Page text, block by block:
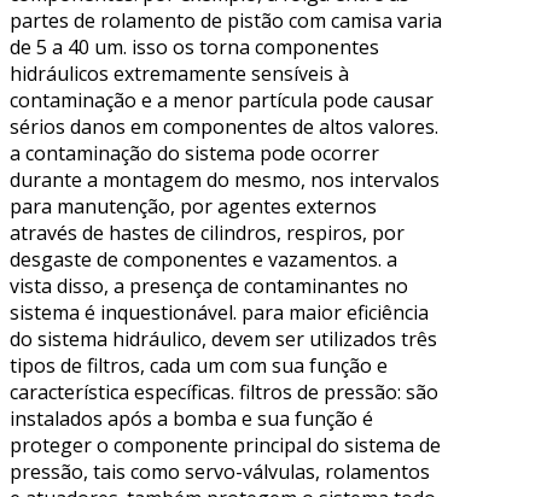
partes de rolamento de pistão com camisa varia
de 5 a 40 um. isso os torna componentes
hidráulicos extremamente sensíveis à
contaminação e a menor partícula pode causar
sérios danos em componentes de altos valores.
a contaminação do sistema pode ocorrer
durante a montagem do mesmo, nos intervalos
para manutenção, por agentes externos
através de hastes de cilindros, respiros, por
desgaste de componentes e vazamentos. a
vista disso, a presença de contaminantes no
sistema é inquestionável. para maior eficiência
do sistema hidráulico, devem ser utilizados três
tipos de filtros, cada um com sua função e
característica específicas. filtros de pressão: são
instalados após a bomba e sua função é
proteger o componente principal do sistema de
pressão, tais como servo-válvulas, rolamentos